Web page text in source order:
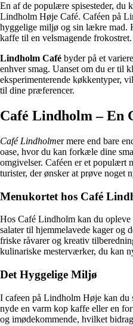
En af de populære spisesteder, du
Lindholm Høje Café. Caféen på
hyggelige miljø og sin lækre mad.
kaffe til en velsmagende frokostret.
Lindholm Café byder på et
enhver smag. Uanset om du er til
eksperimenterende køkkentyper,
til dine præferencer.
Café Lindholm – En
Café Lindholmer mere end bare
oase, hvor du kan forkæle dine
omgivelser. Caféen er et populært
turister, der ønsker at prøve noget
Menukortet hos Café
Hos Café Lindholm kan du opleve
salater til hjemmelavede kager og
friske råvarer og kreativ
kulinariske mesterværker, du kan
Det Hyggelige Miljø
I cafeen på Lindholm Høje kan
nyde en varm kop kaffe eller en
og imødekommende, hvilket